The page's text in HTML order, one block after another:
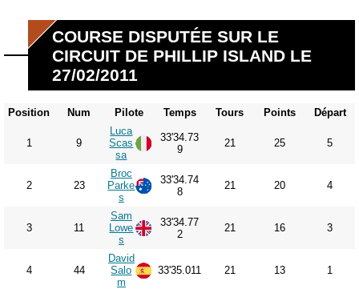
COURSE DISPUTÉE SUR LE
CIRCUIT DE PHILLIP ISLAND LE
27/02/2011
Position Num Pilote Temps Tours Points Départ
1 9
Luca
Scas
sa
33'34.73
9
21 25 5
2 23
Broc
Parke
s
33'34.74
8
21 20 4
3 11
Sam
Lowe
s
33'34.77
2
21 16 3
4 44
David
Salo
m
33'35.011 21 13 1